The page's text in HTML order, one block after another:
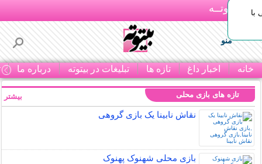
بـیتوتــه
منو
خانه اخبار داغ تازه ها تبلیغات در بیتوته درباره ما
با
تازه های بازی محلی
نقاش نابینا یک بازی گروهی
بازی محلی شهنوک پهنوک
بیشتر